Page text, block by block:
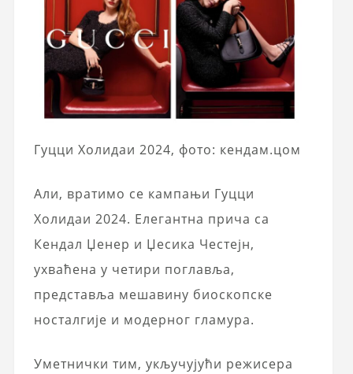
Гуцци Холидаи 2024, фото: кендам.цом
Али, вратимо се кампањи Гуцци
Холидаи 2024. Елегантна прича са
Кендал Џенер и Џесика Честејн,
ухваћена у четири поглавља,
представља мешавину биоскопске
носталгије и модерног гламура.
Уметнички тим, укључујући режисера